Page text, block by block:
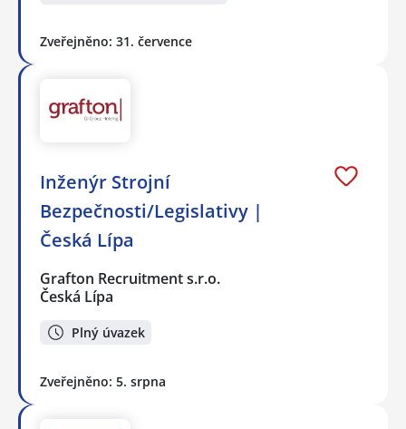
Zveřejněno: 31. července
Inženýr Strojní
Bezpečnosti/Legislativy |
Česká Lípa
Grafton Recruitment s.r.o.
Česká Lípa
Plný úvazek
Zveřejněno: 5. srpna